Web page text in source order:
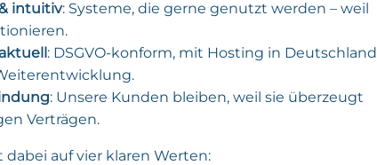
intuitiv: Systeme, die gerne genutzt werden – weil
: DSGVO-konform, mit Hosting in Deutschland
: Unsere Kunden bleiben, weil sie überzeugt
Verträgen.
dabei auf vier klaren Werten: